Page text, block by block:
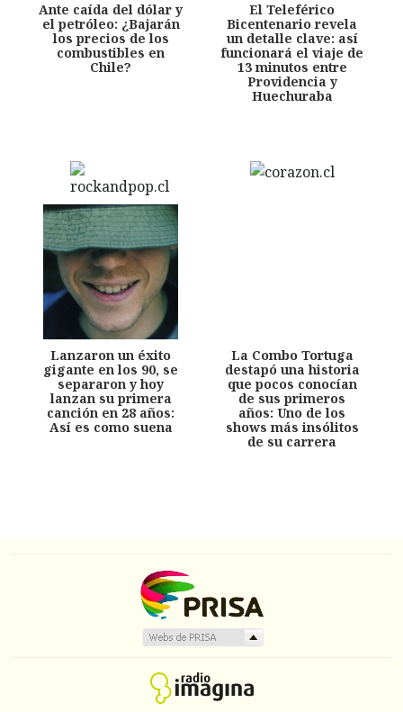
Ante caída del dólar y
el petróleo: ¿Bajarán
los precios de los
combustibles en
Chile?
El Teleférico
Bicentenario revela
un detalle clave: así
funcionará el viaje de
13 minutos entre
Providencia y
Huechuraba
Lanzaron un éxito
gigante en los 90, se
separaron y hoy
lanzan su primera
canción en 28 años:
Así es como suena
La Combo Tortuga
destapó una historia
que pocos conocían
de sus primeros
años: Uno de los
shows más insólitos
de su carrera